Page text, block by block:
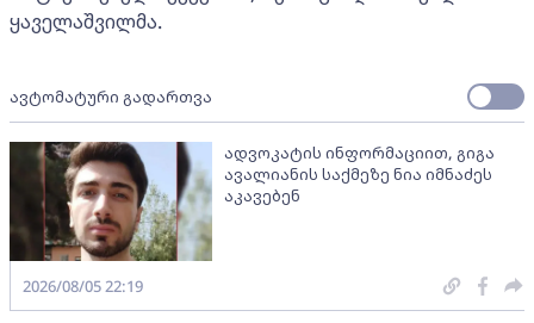
ყაველაშვილმა.
ავტომატური გადართვა
ადვოკატის ინფორმაციით, გიგა
ავალიანის საქმეზე ნია იმნაძეს
აკავებენ
2026/08/05 22:19